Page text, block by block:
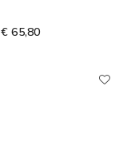
€ 65,80